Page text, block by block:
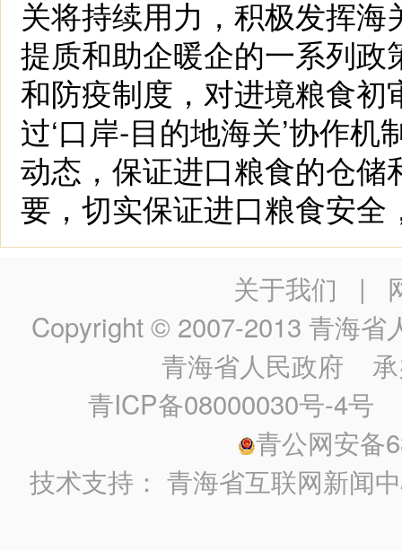
关将持续用力，积极发挥
提质和助企暖企的一系列
和防疫制度，对进境粮食
过‘口岸-目的地海关’协作
动态，保证进口粮食的仓
要，切实保证进口粮食安全
关于我们 |
Copyright © 2007-2013 青海省
青海省人民政府 承
青ICP备08000030号-4号
青公网安备
技术支持：青海省互联网新闻